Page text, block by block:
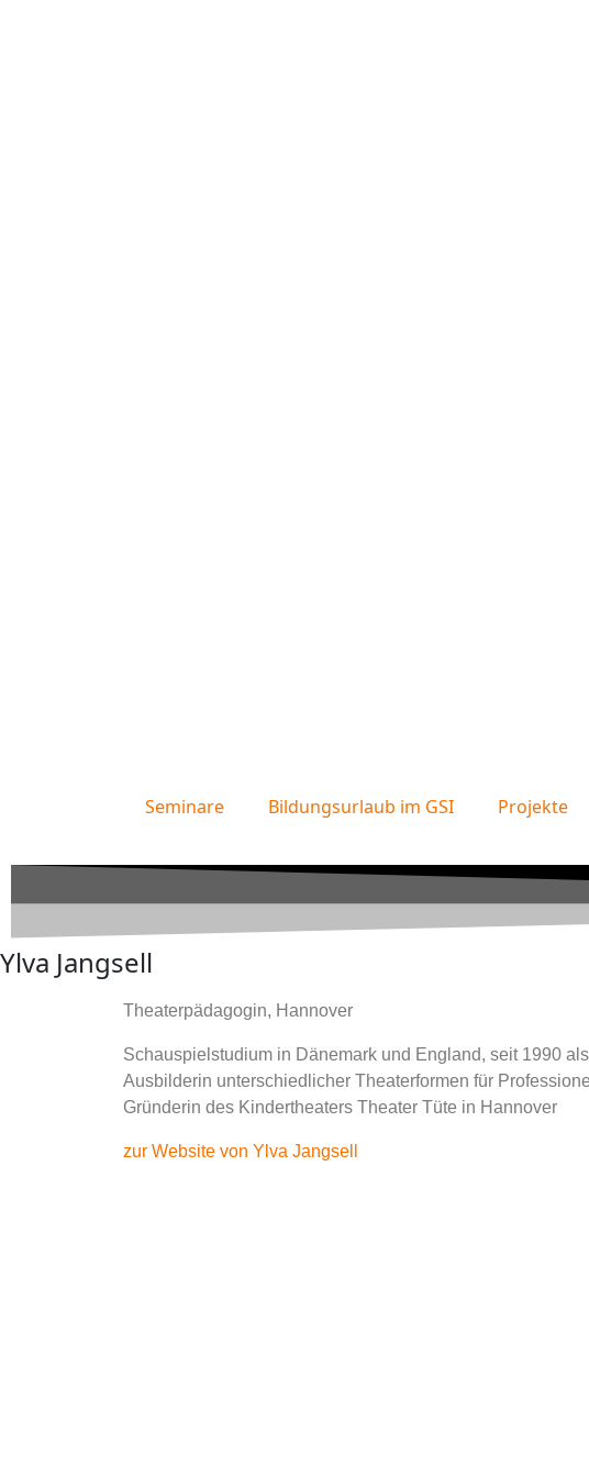
Seminare Bildungsurlaub im GSI Projekte
Ylva Jangsell
Theaterpädagogin, Hannover
Schauspielstudium in Dänemark und England, seit 1990
Ausbilderin unterschiedlicher Theaterformen für
Gründerin des Kindertheaters Theater Tüte in Hannover
zur Website von Ylva Jangsell